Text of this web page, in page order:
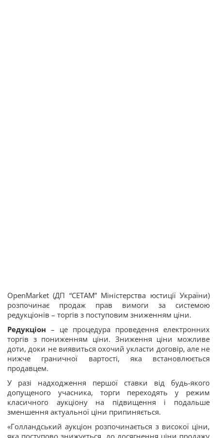
OpenMarket (ДП “СЕТАМ” Міністерства юстиції України)
розпочинає продаж прав вимоги за системою
редукціонів – торгів з поступовим зниженням ціни.
Редукціон – це процедура проведення електронних
торгів з пониженням ціни. Зниження ціни можливе
доти, доки не виявиться охочий укласти договір, але не
нижче граничної вартості, яка встановлюється
продавцем.
У разі надходження першої ставки від будь-якого
допущеного учасника, торги переходять у режим
класичного аукціону на підвищення і подальше
зменшення актуальної ціни припиняється.
«Голландський аукціон розпочинається з високої ціни,
яка поступово знижується, до досягнення ціни продажу